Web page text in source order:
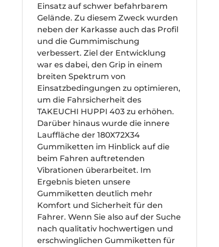
Einsatz auf schwer befahrbarem
Gelände. Zu diesem Zweck wurden
neben der Karkasse auch das Profil
und die Gummimischung
verbessert. Ziel der Entwicklung
war es dabei, den Grip in einem
breiten Spektrum von
Einsatzbedingungen zu optimieren,
um die Fahrsicherheit des
TAKEUCHI HUPPI 403 zu erhöhen.
Darüber hinaus wurde die innere
Lauffläche der 180X72X34
Gummiketten im Hinblick auf die
beim Fahren auftretenden
Vibrationen überarbeitet. Im
Ergebnis bieten unsere
Gummiketten deutlich mehr
Komfort und Sicherheit für den
Fahrer. Wenn Sie also auf der Suche
nach qualitativ hochwertigen und
erschwinglichen Gummiketten für